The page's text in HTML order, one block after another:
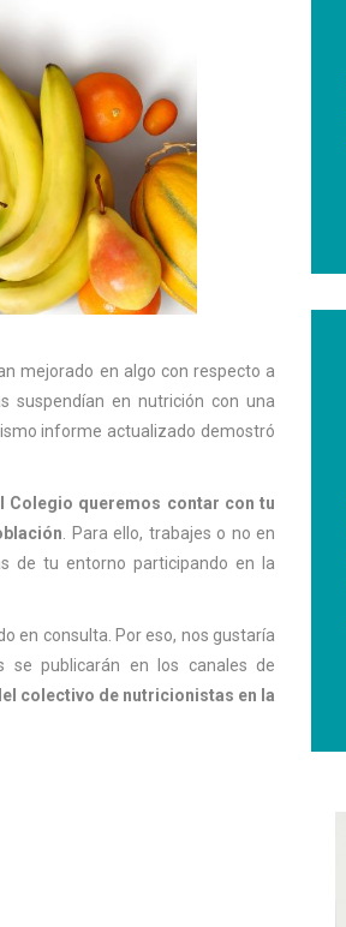
mejorado en algo con respecto a
suspendían en nutrición con una
informe actualizado demostró
Colegio queremos contar con tu
. Para ello, trabajes o no en
de tu entorno participando en la
en consulta. Por eso, nos gustaría
se publicarán en los canales de
colectivo de nutricionistas en la